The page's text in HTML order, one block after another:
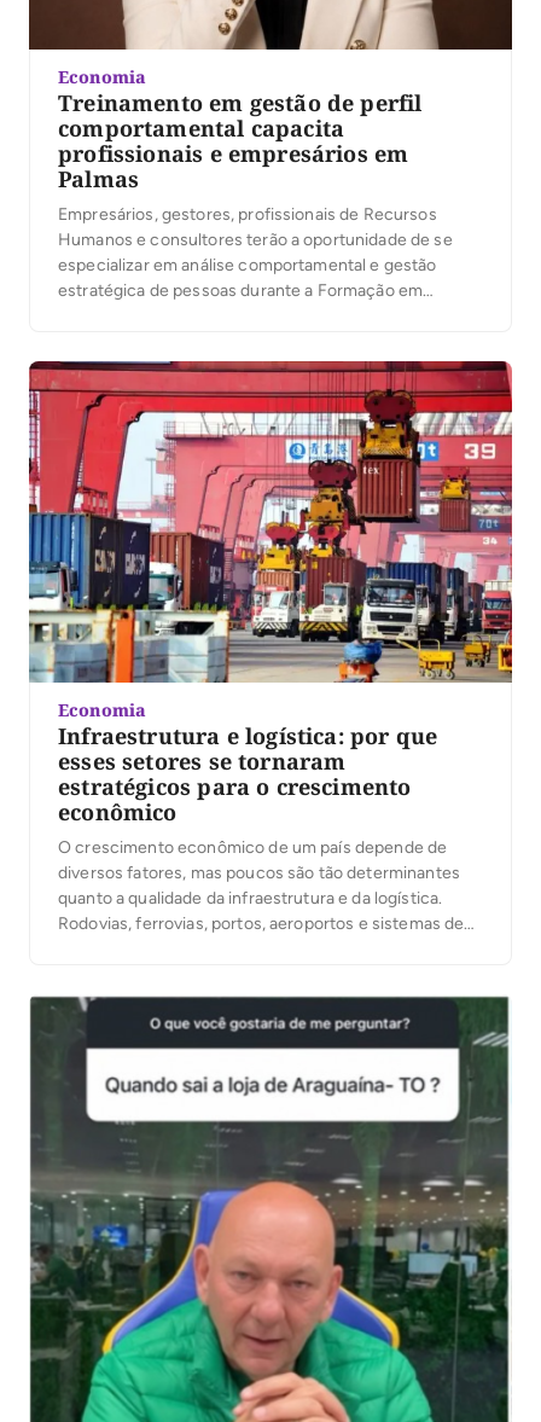
Economia
Treinamento em gestão de perfil
comportamental capacita
profissionais e empresários em
Palmas
Empresários, gestores, profissionais de Recursos
Humanos e consultores terão a oportunidade de se
especializar em análise comportamental e gestão
estratégica de pessoas durante a Formação em
Tocantins, em Palmas. O treinamento conta com
subsídio do Sebrae, tornando […]
Economia
Infraestrutura e logística: por que
esses setores se tornaram
estratégicos para o crescimento
econômico
O crescimento econômico de um país depende de
diversos fatores, mas poucos são tão determinantes
quanto a qualidade da infraestrutura e da logística.
Rodovias, ferrovias, portos, aeroportos e sistemas de
de custos operacionais e na integração de mercados.
Em um cenário cada vez […]